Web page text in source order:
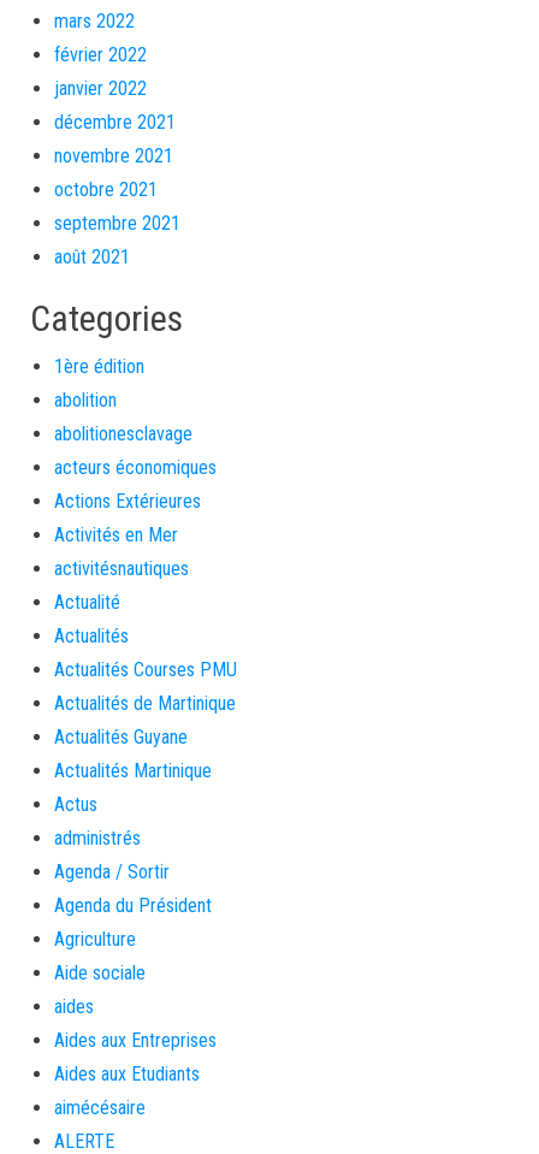
mars 2022
février 2022
janvier 2022
décembre 2021
novembre 2021
octobre 2021
septembre 2021
août 2021
Categories
1ère édition
abolition
abolitionesclavage
acteurs économiques
Actions Extérieures
Activités en Mer
activitésnautiques
Actualité
Actualités
Actualités Courses PMU
Actualités de Martinique
Actualités Guyane
Actualités Martinique
Actus
administrés
Agenda / Sortir
Agenda du Président
Agriculture
Aide sociale
aides
Aides aux Entreprises
Aides aux Etudiants
aimécésaire
ALERTE